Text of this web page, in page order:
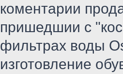
коментарии
пришедшии с
фильтрах воды
изготовление